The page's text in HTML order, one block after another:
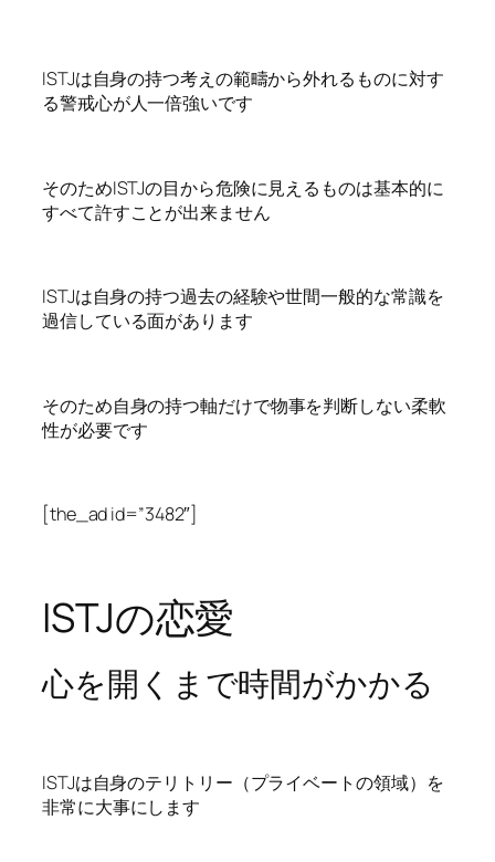
ISTJは自身の持つ考えの範疇から外れるものに対す
る警戒心が人一倍強いです
そのためISTJの目から危険に見えるものは基本的に
すべて許すことが出来ません
ISTJは自身の持つ過去の経験や世間一般的な常識を
過信している面があります
そのため自身の持つ軸だけで物事を判断しない柔軟
性が必要です
[the_ad id=”3482″]
ISTJの恋愛
心を開くまで時間がかかる
ISTJは自身のテリトリー（プライベートの領域）を
非常に大事にします